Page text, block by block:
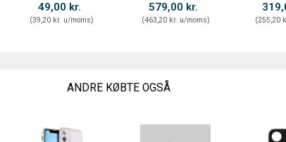
49,00 kr.
(39,20 kr. u/moms)
579,00 kr.
(463,20 kr. u/moms) (255,20
ANDRE KØBTE OGSÅ